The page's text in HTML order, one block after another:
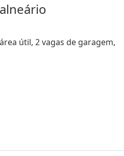
útil, 2 vagas de garagem,